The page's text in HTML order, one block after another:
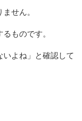
せん。
ものです。
よね」と確認して